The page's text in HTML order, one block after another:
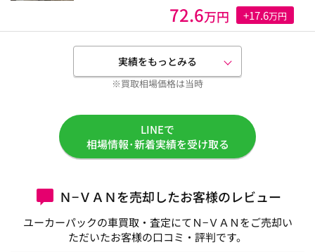
72.6万円 +17.6万円
実績をもっとみる
※買取相場価格は当時
LINEで
相場情報･新着実績を受け取る
Ｎ−ＶＡＮを売却したお客様のレビュー
ユーカーパックの車買取・査定にてＮ−ＶＡＮをご売却い
ただいたお客様の口コミ・評判です。